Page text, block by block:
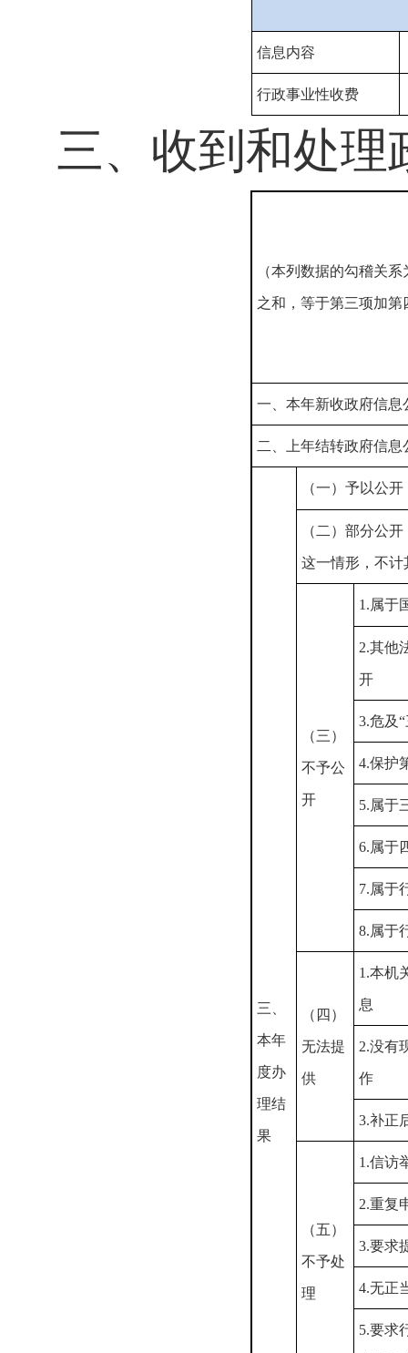
信息内容
行政事业性收费
三、收到和处理
（本列数据的勾稽关
之和，等于第三项加第
一、本年新收政府信息
二、上年结转政府信息
三、
本年
度办
理结
果
（一）予以公开
（二）部分公
这一情形，不计
（三）
不予公
开
1.属于
2.其他
开
3.危及
4.保护
5.属于
6.属于
7.属于
8.属于
（四）
无法提
供
1.本机
息
2.没有
作
3.补正
（五）
不予处
理
1.信访
2.重复
3.要求
4.无正
5.要求